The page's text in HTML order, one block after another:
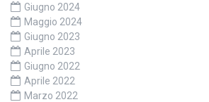
Giugno 2024
Maggio 2024
Giugno 2023
Aprile 2023
Giugno 2022
Aprile 2022
Marzo 2022